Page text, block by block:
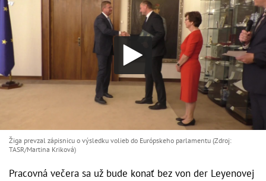
Žiga prevzal zápisnicu o výsledku volieb do Európskeho parlamentu (Zdroj:
TASR/Martina Kriková)
Pracovná večera sa už bude konať bez von der Leyenovej